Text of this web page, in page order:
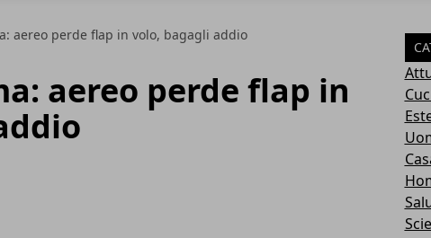
aereo perde flap in volo, bagagli addio
aereo perde flap in